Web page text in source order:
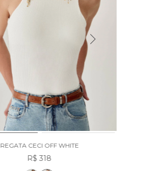
REGATA CECI OFF WHITE
R$ 318